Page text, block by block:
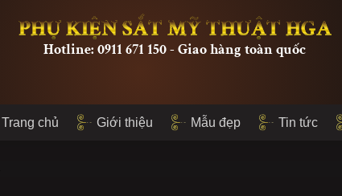
PHỤ KIỆN SẮT MỸ THUẬT HGA
Hotline: 0911 671 150 - Giao hàng toàn quốc
Trang chủ Giới thiệu Mẫu đẹp Tin tức